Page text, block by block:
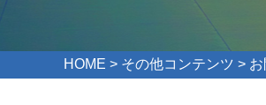
HOME > その他コンテンツ >